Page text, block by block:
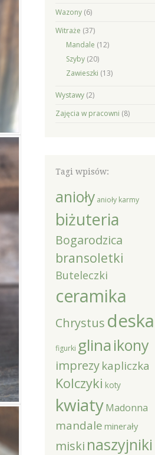
Wazony(6)
Witraże (37)
Mandale (12)
Szyby(20)
Zawieszki (13)
Wystawy(2)
Zajęcia w pracowni (8)
Tagi wpisów:
anioły anioły karmy
biżuteria
Bogarodzica
bransoletki
Buteleczki
ceramika
Chrystus deska
figurki glinaikony
imprezy kapliczka
Kolczyki koty
kwiaty Madonna
mandale minerały
miski naszyjniki